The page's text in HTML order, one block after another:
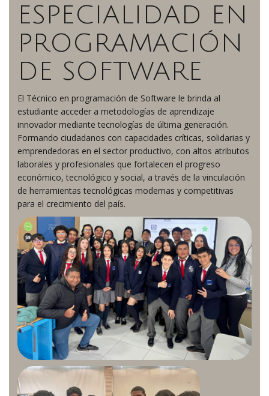
ESPECIALIDAD EN
PROGRAMACIÓN
DE SOFTWARE
El Técnico en programación de Software le brinda al
estudiante acceder a metodologías de aprendizaje
innovador mediante tecnologías de última generación.
Formando ciudadanos con capacidades críticas, solidarias y
emprendedoras en el sector productivo, con altos atributos
laborales y profesionales que fortalecen el progreso
económico, tecnológico y social, a través de la vinculación
de herramientas tecnológicas modernas y competitivas
para el crecimiento del país.